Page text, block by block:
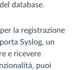
database.
la registrazione
Syslog, un
e ricevere
puoi